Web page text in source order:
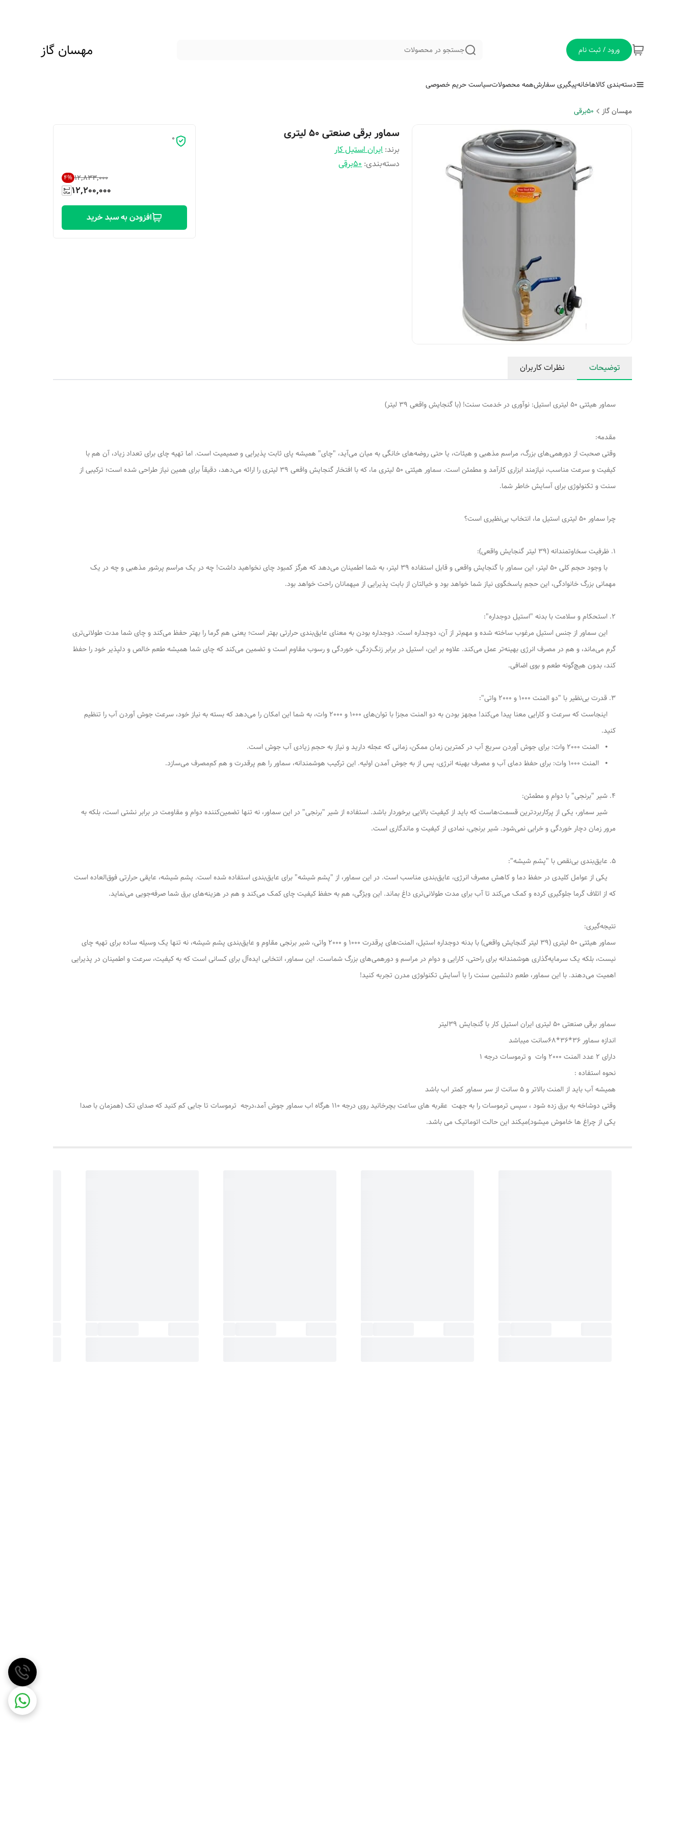
ورود / ثبت نام جستجو در محصولات مهسان گاز
دسته‌بندی کالاهاخانهپیگیری سفارشهمه محصولاتسیاست حریم خصوصی
مهسان گاز 50برقی
سماور برقی صنعتی 50 لیتری
برند:ایران استیل کار
دسته‌بندی:50برقی
0
۱۲٬۸۳۳٬۰۰۰ 4%
12,200,000
افزودن به سبد خرید
توضیحات نظرات کاربران
سماور هیئتی 50 لیتری استیل: نوآوری در خدمت سنت! (با گنجایش واقعی 39 لیتر)
مقدمه:
وقتی صحبت از دورهمی‌های بزرگ، مراسم مذهبی و هیئات، یا حتی روضه‌های خانگی به میان می‌آید، "چای" همیشه پای ثابت پذیرایی و صمیمیت است. اما تهیه چای برای تعداد زیاد، آن هم با
کیفیت و سرعت مناسب، نیازمند ابزاری کارآمد و مطمئن است. سماور هیئتی 50 لیتری ما، که با افتخار گنجایش واقعی 39 لیتری را ارائه می‌دهد، دقیقاً برای همین نیاز طراحی شده است؛ ترکیبی از
سنت و تکنولوژی برای آسایش خاطر شما.
چرا سماور 50 لیتری استیل ما، انتخاب بی‌نظیری است؟
1. ظرفیت سخاوتمندانه (39 لیتر گنجایش واقعی):
با وجود حجم کلی 50 لیتر، این سماور با گنجایش واقعی و قابل استفاده 39 لیتر، به شما اطمینان می‌دهد که هرگز کمبود چای نخواهید داشت! چه در یک مراسم پرشور مذهبی و چه در یک
مهمانی بزرگ خانوادگی، این حجم پاسخگوی نیاز شما خواهد بود و خیالتان از بابت پذیرایی از میهمانان راحت خواهد بود.
2. استحکام و سلامت با بدنه "استیل دوجداره":
این سماور از جنس استیل مرغوب ساخته شده و مهم‌تر از آن، دوجداره است. دوجداره بودن به معنای عایق‌بندی حرارتی بهتر است؛ یعنی هم گرما را بهتر حفظ می‌کند و چای شما مدت طولانی‌تری
گرم می‌ماند، و هم در مصرف انرژی بهینه‌تر عمل می‌کند. علاوه بر این، استیل در برابر زنگ‌زدگی، خوردگی و رسوب مقاوم است و تضمین می‌کند که چای شما همیشه طعم خالص و دلپذیر خود را حفظ
کند، بدون هیچ‌گونه طعم و بوی اضافی.
3. قدرت بی‌نظیر با "دو المنت 1000 و 2000 واتی":
اینجاست که سرعت و کارایی معنا پیدا می‌کند! مجهز بودن به دو المنت مجزا با توان‌های 1000 و 2000 وات، به شما این امکان را می‌دهد که بسته به نیاز خود، سرعت جوش آوردن آب را تنظیم
کنید.
⦁ المنت 2000 وات: برای جوش آوردن سریع آب در کمترین زمان ممکن، زمانی که عجله دارید و نیاز به حجم زیادی آب جوش است.
⦁ المنت 1000 وات: برای حفظ دمای آب و مصرف بهینه انرژی، پس از به جوش آمدن اولیه. این ترکیب هوشمندانه، سماور را هم پرقدرت و هم کم‌مصرف می‌سازد.
4. شیر "برنجی" با دوام و مطمئن:
شیر سماور، یکی از پرکاربردترین قسمت‌هاست که باید از کیفیت بالایی برخوردار باشد. استفاده از شیر "برنجی" در این سماور، نه تنها تضمین‌کننده دوام و مقاومت در برابر نشتی است، بلکه به
مرور زمان دچار خوردگی و خرابی نمی‌شود. شیر برنجی، نمادی از کیفیت و ماندگاری است.
5. عایق‌بندی بی‌نقص با "پشم شیشه":
یکی از عوامل کلیدی در حفظ دما و کاهش مصرف انرژی، عایق‌بندی مناسب است. در این سماور، از "پشم شیشه" برای عایق‌بندی استفاده شده است. پشم شیشه، عایقی حرارتی فوق‌العاده است
که از اتلاف گرما جلوگیری کرده و کمک می‌کند تا آب برای مدت طولانی‌تری داغ بماند. این ویژگی، هم به حفظ کیفیت چای کمک می‌کند و هم در هزینه‌های برق شما صرفه‌جویی می‌نماید.
نتیجه‌گیری:
سماور هیئتی 50 لیتری (39 لیتر گنجایش واقعی) با بدنه دوجداره استیل، المنت‌های پرقدرت 1000 و 2000 واتی، شیر برنجی مقاوم و عایق‌بندی پشم شیشه، نه تنها یک وسیله ساده برای تهیه چای
نیست، بلکه یک سرمایه‌گذاری هوشمندانه برای راحتی، کارایی و دوام در مراسم و دورهمی‌های بزرگ شماست. این سماور، انتخابی ایده‌آل برای کسانی است که به کیفیت، سرعت و اطمینان در پذیرایی
اهمیت می‌دهند. با این سماور، طعم دلنشین سنت را با آسایش تکنولوژی مدرن تجربه کنید!
سماور برقی صنعتی 50 لیتری ایران استیل کار با گنجایش 39لیتر
اندازه سماور 36*36*68سانت میباشد
دارای 2 عدد المنت 2000 وات و ترموسات درجه 1
نحوه استفاده :
همیشه آب باید از المنت بالاتر و 5 سانت از سر سماور کمتر اب باشد
وقتی دوشاخه به برق زده شود ، سپس ترموسات را به جهت عقربه های ساعت بچرخانید روی درجه 110 هرگاه اب سماور جوش آمد،درجه ترموسات تا جایی کم کنید که صدای تک (همزمان با صدا
یکی از چراغ ها خاموش میشود)میکند این حالت اتوماتیک می باشد.